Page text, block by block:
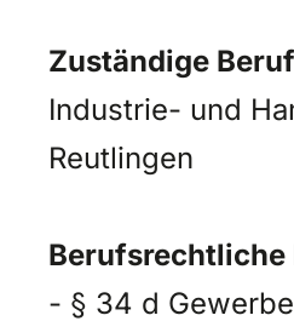
Zuständige
Industrie- und
Reutlingen
Berufsrechtliche
- § 34 d